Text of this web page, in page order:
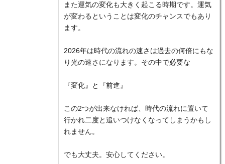
また運気の変化も大きく起こる時期です。運気
が変わるということは変化のチャンスでもあり
ます。
2026年は時代の流れの速さは過去の何倍にもな
り光の速さになります。その中で必要な
『変化』と『前進』
この2つが出来なければ、時代の流れに置いて
行かれ二度と追いつけなくなってしまうかもし
れません。
でも大丈夫。安心してください。